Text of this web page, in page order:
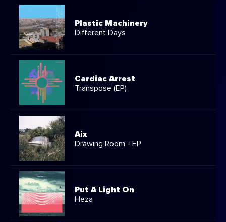
Plastic Machinery
Different Days
Cardiac Arrest
Transpose (EP)
Aix
Drawing Room - EP
Put A Light On
Heza